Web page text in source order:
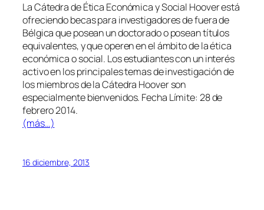
La Cátedra de Ética Económica y Social Hoover está
ofreciendo becas para investigadores de fuera de
Bélgica que posean un doctorado o posean títulos
equivalentes, y que operen en el ámbito de la ética
económica o social. Los estudiantes con un interés
activo en los principales temas de investigación de
los miembros de la Cátedra Hoover son
especialmente bienvenidos. Fecha Límite: 28 de
febrero 2014.
(más…)
16 diciembre, 2013